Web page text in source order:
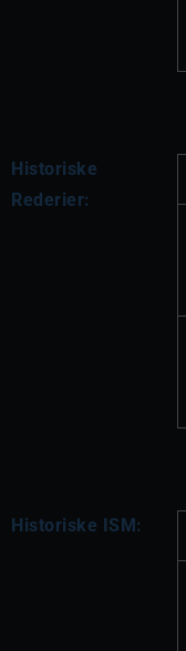
Historiske
Rederier:
Historiske ISM: